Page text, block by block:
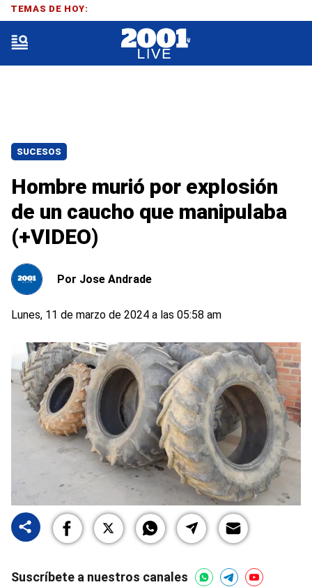
SUCESOS
Hombre murió por explosión
de un caucho que manipulaba
(+VIDEO)
Por Jose Andrade
Lunes, 11 de marzo de 2024 a las 05:58 am
Suscríbete a nuestros canales
TEMAS DE HOY: